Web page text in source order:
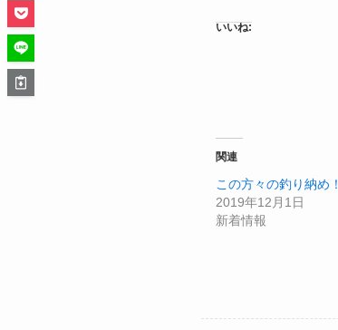
いいね:
関連
この方々の釣り納め！
2019年12月1日
新着情報